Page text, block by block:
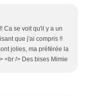
Ca se voit qu'il y a un
que j'ai compris !!
jolies, ma préférée la
<br /> Des bises Mimie